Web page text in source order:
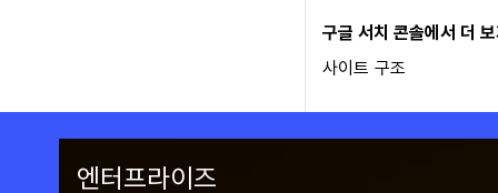
구글 서치 콘솔에서 더
사이트 구조
엔터프라이즈